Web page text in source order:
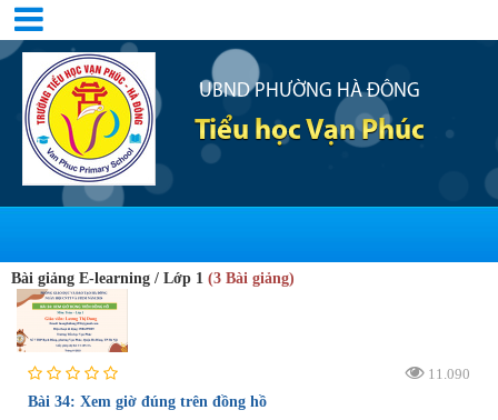
UBND PHƯỜNG HÀ ĐÔNG
Tiểu học Vạn Phúc
Bài giảng E-learning / Lớp 1 (3 Bài giảng)
11.090
Bài 34: Xem giờ đúng trên đồng hồ